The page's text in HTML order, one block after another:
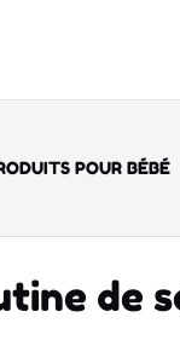
POUR BÉBÉ
de